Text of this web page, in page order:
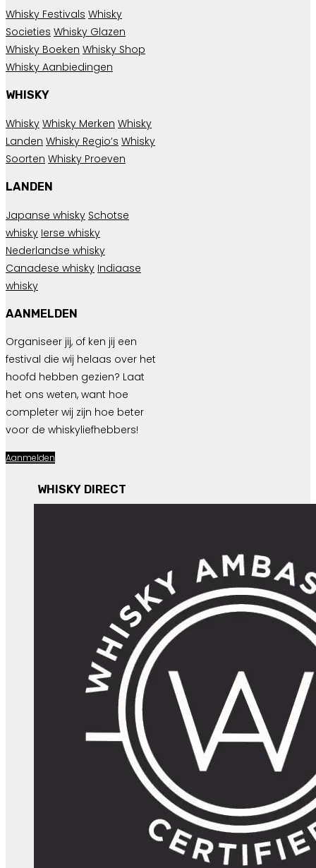
Whisky Festivals Whisky
Societies Whisky Glazen
Whisky Boeken Whisky Shop
Whisky Aanbiedingen
WHISKY
Whisky Whisky Merken Whisky
Landen Whisky Regio’s Whisky
Soorten Whisky Proeven
LANDEN
Japanse whisky Schotse
whisky Ierse whisky
Nederlandse whisky
Canadese whisky Indiaase
whisky
AANMELDEN
Organiseer jij, of ken jij een
festival die wij helaas over het
hoofd hebben gezien? Laat
het ons weten, want hoe
completer wij zijn hoe beter
voor de whiskyliefhebbers!
Aanmelden
WHISKY DIRECT